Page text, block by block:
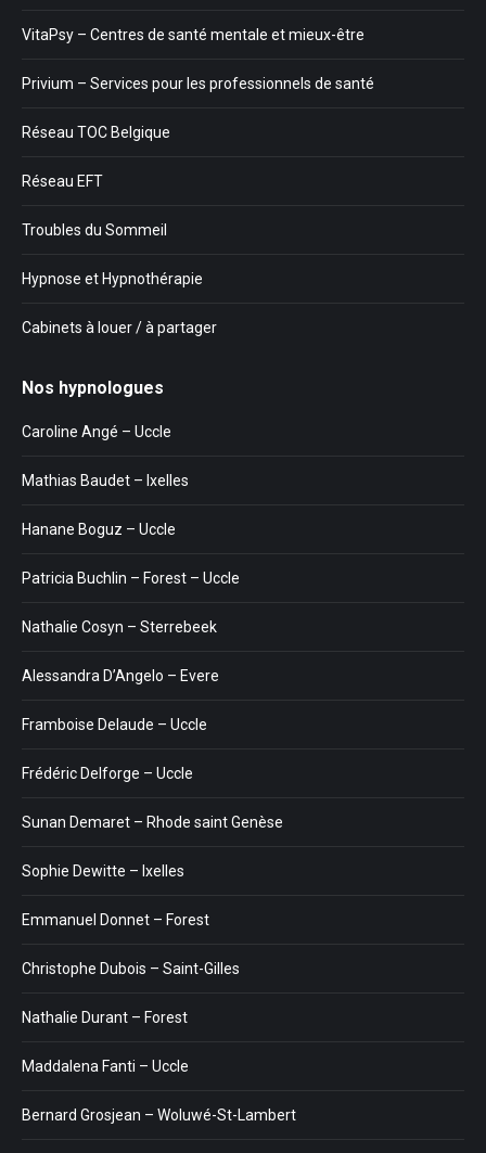
VitaPsy – Centres de santé mentale et mieux-être
Privium – Services pour les professionnels de santé
Réseau TOC Belgique
Réseau EFT
Troubles du Sommeil
Hypnose et Hypnothérapie
Cabinets à louer / à partager
Nos hypnologues
Caroline Angé – Uccle
Mathias Baudet – Ixelles
Hanane Boguz – Uccle
Patricia Buchlin – Forest – Uccle
Nathalie Cosyn – Sterrebeek
Alessandra D’Angelo – Evere
Framboise Delaude – Uccle
Frédéric Delforge – Uccle
Sunan Demaret – Rhode saint Genèse
Sophie Dewitte – Ixelles
Emmanuel Donnet – Forest
Christophe Dubois – Saint-Gilles
Nathalie Durant – Forest
Maddalena Fanti – Uccle
Bernard Grosjean – Woluwé-St-Lambert